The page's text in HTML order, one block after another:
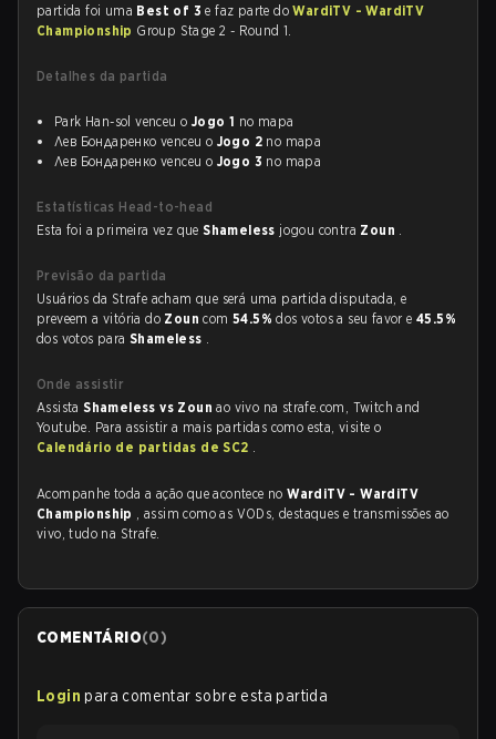
partida foi uma Best of 3e faz parte doWardiTV - WardiTV
Championship Group Stage 2 - Round 1.
Detalhes da partida
Park Han-sol venceu o Jogo 1 no mapa
Лев Бондаренко venceu o Jogo 2 no mapa
Лев Бондаренко venceu o Jogo 3 no mapa
Estatísticas Head-to-head
Esta foi a primeira vez queShameless jogou contra Zoun .
Previsão da partida
Usuários da Strafe acham que será uma partida disputada, e
preveem a vitória do Zouncom54.5%dos votos a seu favor e45.5%
dos votos para Shameless .
Onde assistir
AssistaShameless vs Zounao vivo na strafe.com, Twitch and
Youtube. Para assistir a mais partidas como esta, visite o
Calendário de partidas de SC2 .
Acompanhe toda a ação que acontece noWardiTV - WardiTV
Championship , assim como as VODs, destaques e transmissões ao
vivo, tudo na Strafe.
COMENTÁRIO(0)
Login para comentar sobre esta partida